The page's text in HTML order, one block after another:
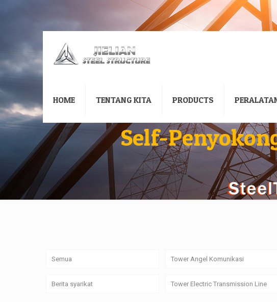
HOME TENTANG KITA PRODUCTS
Self-
Semua Tower Angel Komunikasi
Berita syarikat Tower Electric Transmission Line